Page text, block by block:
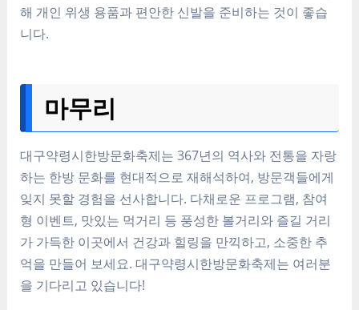
해 개인 위생 용품과 편안한 신발을 준비하는 것이 좋습
니다.
마무리
대구약령시한방문화축제는 367년의 역사와 전통을 자랑
하는 한방 문화를 현대적으로 재해석하여, 방문객들에게
잊지 못할 경험을 선사합니다. 다채로운 프로그램, 참여
형 이벤트, 맛있는 먹거리 등 풍성한 볼거리와 즐길 거리
가 가득한 이곳에서 건강과 힐링을 만끽하고, 소중한 추
억을 만들어 보세요. 대구약령시한방문화축제는 여러분
을 기다리고 있습니다!